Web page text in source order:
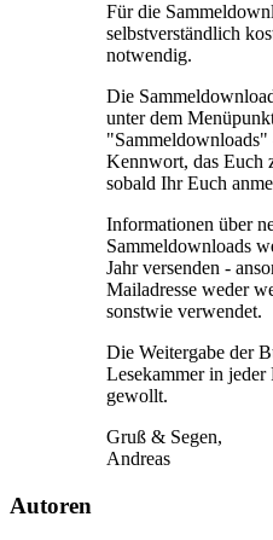
Für die
selbstverständlich
notwendig.
Die
unter dem
"Sammeldownloads"
Kennwort, das Euch
sobald Ihr Euch
Informationen über
Sammeldownloads
Jahr versenden -
Mailadresse weder
sonstwie verwendet.
Die Weitergabe der
Lesekammer in
gewollt.
Gruß & Segen,
Andreas
Autoren